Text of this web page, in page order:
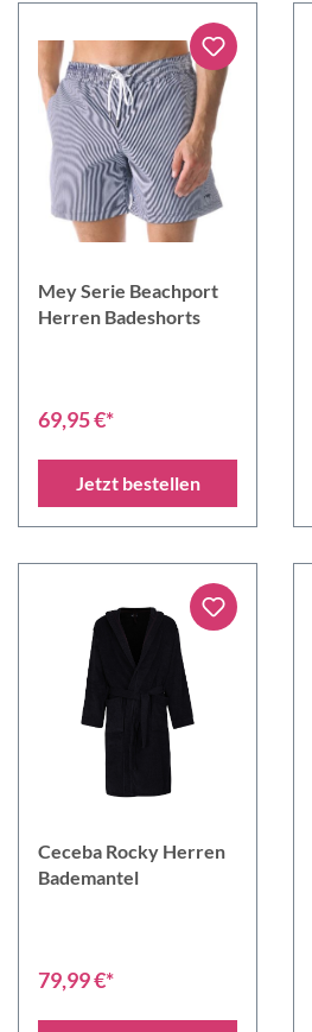
Mey Serie Beachport
Herren Badeshorts
69,95 €*
Jetzt bestellen
Ceceba Rocky Herren
Bademantel
79,99 €*